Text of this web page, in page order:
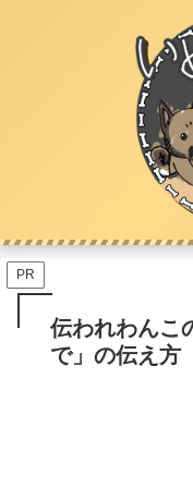
PR
伝われわんこ
で」の伝え方